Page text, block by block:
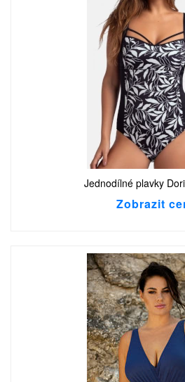
Jednodílné plavky
Zobrazit